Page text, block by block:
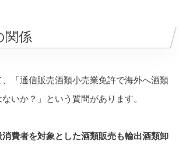
関係
「通信販売酒類小売業免許で海外へ酒類
いか？」という質問があります。
費者を対象とした酒類販売も輸出酒類卸